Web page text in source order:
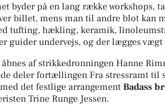
byder på en lang række workshops,
billet, mens man til andre blot kan
tufting, hækling, keramik,
guider undervejs, og der lægges
åbnes af strikkedronningen Hanne
deler fortællingen Fra stressramt til
det festlige arrangement Badass
Trine Runge Jessen.